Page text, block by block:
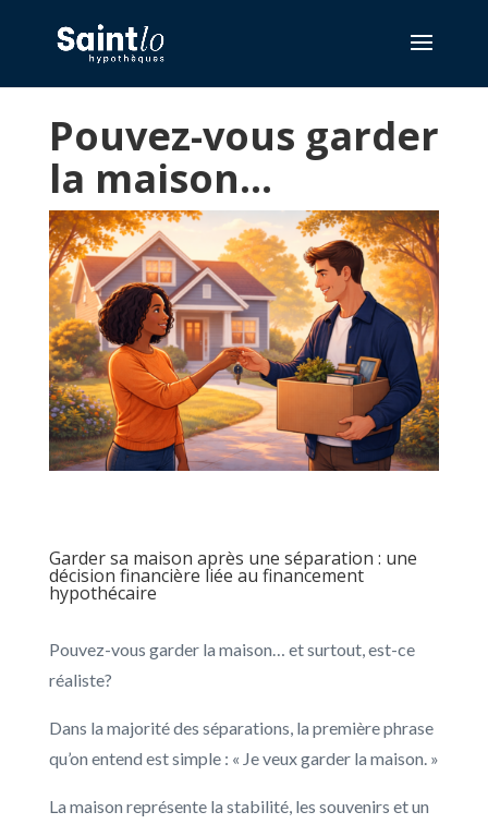
Pouvez-vous garder
la maison…
Garder sa maison après une séparation : une
décision financière liée au financement
hypothécaire
Pouvez-vous garder la maison… et surtout, est-ce
réaliste?
Dans la majorité des séparations, la première phrase
qu’on entend est simple : « Je veux garder la maison. »
La maison représente la stabilité, les souvenirs et un